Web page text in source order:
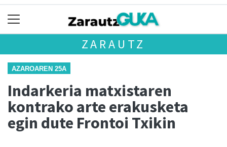
ZARAUTZ
AZAROAREN 25A
Indarkeria matxistaren
kontrako arte erakusketa
egin dute Frontoi Txikin